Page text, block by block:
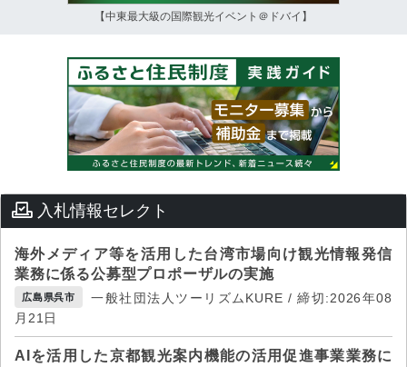
【中東最大級の国際観光イベント＠ドバイ】
入札情報セレクト
海外メディア等を活用した台湾市場向け観光情報発信
業務に係る公募型プロポーザルの実施
広島県呉市
一般社団法人ツーリズムKURE / 締切:2026年08
月21日
AIを活用した京都観光案内機能の活用促進事業業務に